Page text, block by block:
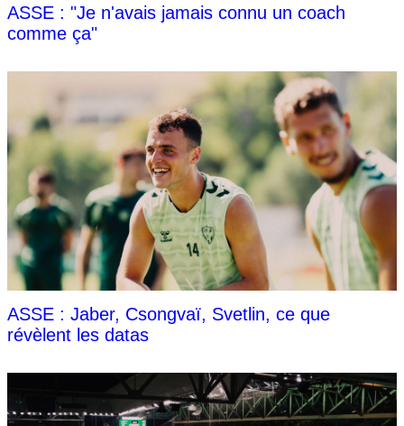
ASSE : "Je n'avais jamais connu un coach
comme ça"
ASSE : Jaber, Csongvaï, Svetlin, ce que
révèlent les datas